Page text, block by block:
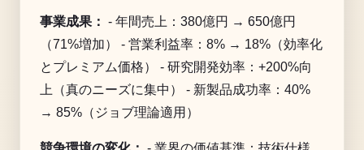
事業成果： - 年間売上：380億円 → 650億円
（71%増加） - 営業利益率：8% → 18%（効率化
とプレミアム価格） - 研究開発効率：+200%向
上（真のニーズに集中） - 新製品成功率：40%
→ 85%（ジョブ理論適用）